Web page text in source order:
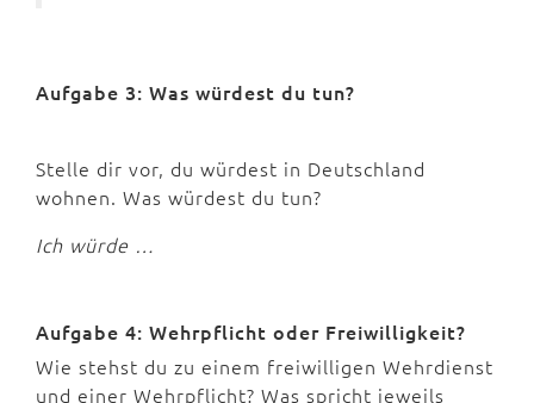
Aufgabe 3: Was würdest du tun?
Stelle dir vor, du würdest in Deutschland
wohnen. Was würdest du tun?
Ich würde …
Aufgabe 4: Wehrpflicht oder Freiwilligkeit?
Wie stehst du zu einem freiwilligen Wehrdienst
und einer Wehrpflicht? Was spricht jeweils